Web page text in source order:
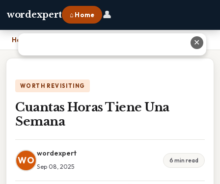
wordexpert ⌂ Home 👤
Home
WORTH REVISITING
Cuantas Horas Tiene Una
Semana
WO
wordexpert
Sep 08, 2025
6 min read
✕